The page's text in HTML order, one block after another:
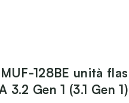
128BE unità
3.2 Gen 1 (3.1 Gen